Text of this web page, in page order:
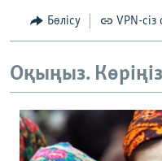
Бөлісу VPN-сіз
Оқыңыз.